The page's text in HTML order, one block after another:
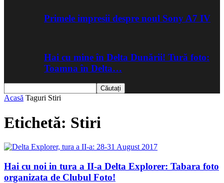
Primele impresii despre noul Sony A7 IV
Hai cu mine în Delta Dunării! Tură foto:
Toamna în Delta…
Acasă Taguri Stiri
Etichetă: Stiri
Hai cu noi in tura a II-a Delta Explorer: Tabara foto
organizata de Clubul Foto!